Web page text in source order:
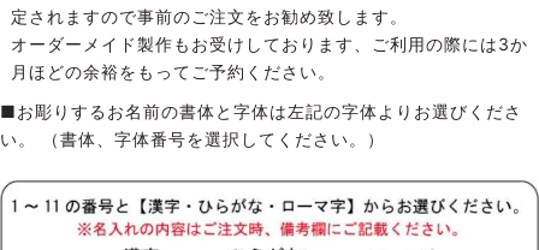
定されますので事前のご注文をお勧め致します。
オーダーメイド製作もお受けしております、ご利用の際には3か
月ほどの余裕をもってご予約ください。
■お彫りするお名前の書体と字体は左記の字体よりお選びくださ
い。 （書体、字体番号を選択してください。）